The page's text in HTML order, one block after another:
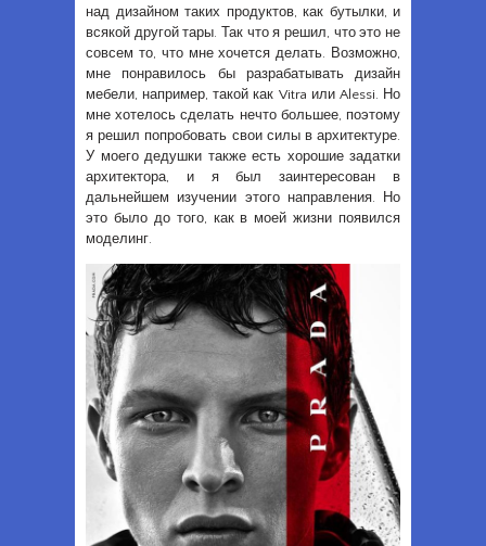
над дизайном таких продуктов, как бутылки, и
всякой другой тары. Так что я решил, что это не
совсем то, что мне хочется делать. Возможно,
мне понравилось бы разрабатывать дизайн
мебели, например, такой как Vitra или Alessi. Но
мне хотелось сделать нечто большее, поэтому
я решил попробовать свои силы в архитектуре.
У моего дедушки также есть хорошие задатки
архитектора, и я был заинтересован в
дальнейшем изучении этого направления. Но
это было до того, как в моей жизни появился
моделинг.